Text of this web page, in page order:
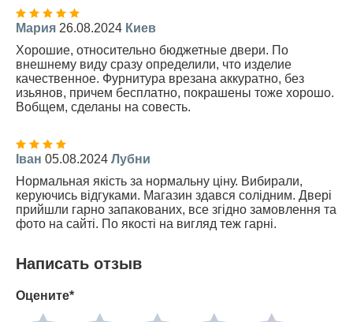
Мария 26.08.2024 Киев
Хорошие, относительно бюджетные двери. По
внешнему виду сразу определили, что изделие
качественное. Фурнитура врезана аккуратно, без
изьянов, причем бесплатно, покрашены тоже хорошо.
Вобщем, сделаны на совесть.
Іван 05.08.2024 Лубни
Нормальная якість за нормальну ціну. Вибирали,
керуючись відгуками. Магазин здався солідним. Двері
прийшли гарно запакованих, все згідно замовлення та
фото на сайті. По якості на вигляд теж гарні.
Написать отзыв
Оцените*